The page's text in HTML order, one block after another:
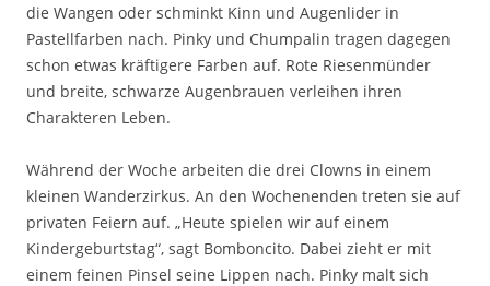
die Wangen oder schminkt Kinn und Augenlider in
Pastellfarben nach. Pinky und Chumpalin tragen dagegen
schon etwas kräftigere Farben auf. Rote Riesenmünder
und breite, schwarze Augenbrauen verleihen ihren
Charakteren Leben.
Während der Woche arbeiten die drei Clowns in einem
kleinen Wanderzirkus. An den Wochenenden treten sie auf
privaten Feiern auf. „Heute spielen wir auf einem
Kindergeburtstag“, sagt Bomboncito. Dabei zieht er mit
einem feinen Pinsel seine Lippen nach. Pinky malt sich